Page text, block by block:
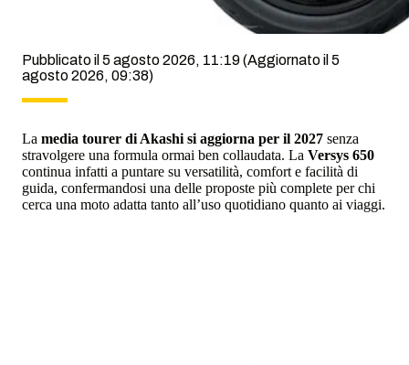
Pubblicato il 5 agosto 2026, 11:19(Aggiornato il 5
agosto 2026, 09:38)
La media tourer di Akashi si aggiorna per il 2027 senza
stravolgere una formula ormai ben collaudata. La Versys 650
continua infatti a puntare su versatilità, comfort e facilità di
guida, confermandosi una delle proposte più complete per chi
cerca una moto adatta tanto all’uso quotidiano quanto ai viaggi.